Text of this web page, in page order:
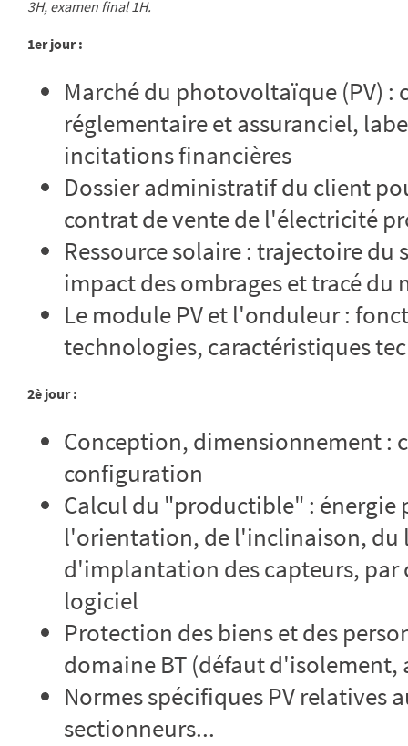
3H, examen final 1H.
1er jour :
Marché du photovoltaïque (PV)
réglementaire et assuranciel,
incitations financières
Dossier administratif du client
contrat de vente de l'électricité
Ressource solaire : trajectoire
impact des ombrages et tracé du
Le module PV et l'onduleur :
technologies, caractéristiques
2è jour :
Conception, dimensionnement :
configuration
Calcul du "productible" :
l'orientation, de l'inclinaison, du
d'implantation des capteurs,
logiciel
Protection des biens et des
domaine BT (défaut d'isolement,
Normes spécifiques PV relatives
sectionneurs...